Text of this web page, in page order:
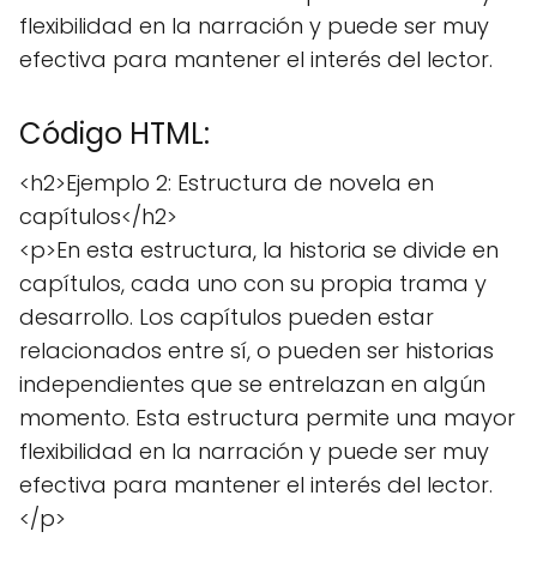
flexibilidad en la narración y puede ser muy
efectiva para mantener el interés del lector.
Código HTML:
<h2>Ejemplo 2: Estructura de novela en
capítulos</h2>
<p>En esta estructura, la historia se divide en
capítulos, cada uno con su propia trama y
desarrollo. Los capítulos pueden estar
relacionados entre sí, o pueden ser historias
independientes que se entrelazan en algún
momento. Esta estructura permite una mayor
flexibilidad en la narración y puede ser muy
efectiva para mantener el interés del lector.
</p>